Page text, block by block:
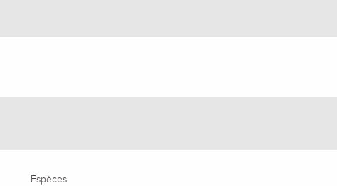
Espèces